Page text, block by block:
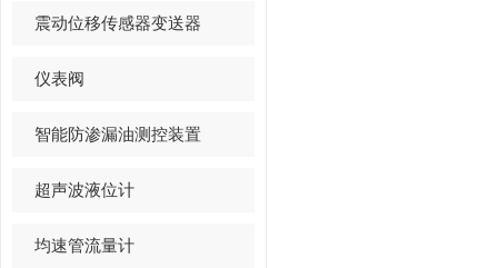
震动位移传感器变送器
仪表阀
智能防渗漏油测控装置
超声波液位计
均速管流量计